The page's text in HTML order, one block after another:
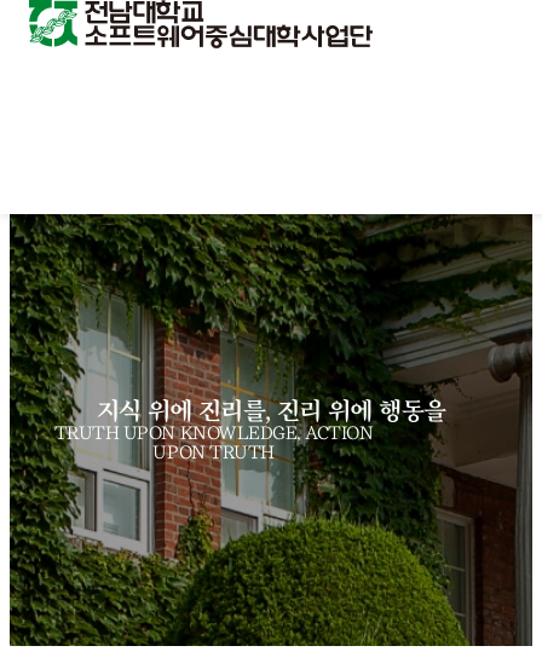
지식 위에 진리를, 진리 위에 행동을
TRUTH UPON KNOWLEDGE, ACTION
UPON TRUTH